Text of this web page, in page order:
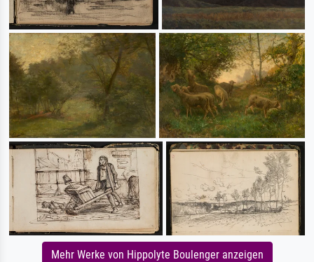
Mehr Werke von Hippolyte Boulenger anzeigen